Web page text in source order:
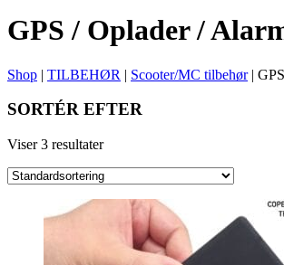
GPS / Oplader /
Shop | TILBEHØR | Scooter/MC tilbehør|
SORTÉR EFTER
Viser 3 resultater